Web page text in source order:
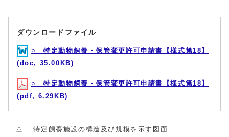
ダウンロードファイル
○ 特定動物飼養・保管変更許可申請書【様式第18】
(doc, 35.00KB)
○ 特定動物飼養・保管変更許可申請書【様式第18】
(pdf, 6.29KB)
△ 特定飼養施設の構造及び規模を示す図面